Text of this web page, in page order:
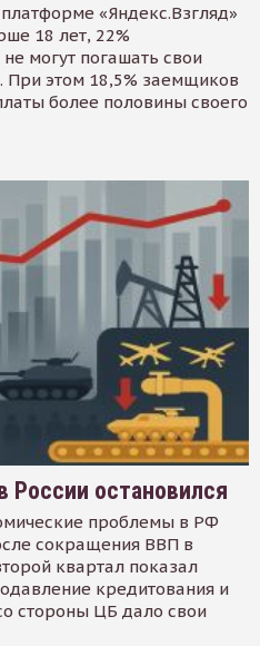
«Яндекс.Взгляд»
18 лет, 22%
могут погашать свои
При этом 18,5% заемщиков
более половины своего
России остановился
проблемы в РФ
сокращения ВВП в
квартал показал
кредитования и
стороны ЦБ дало свои